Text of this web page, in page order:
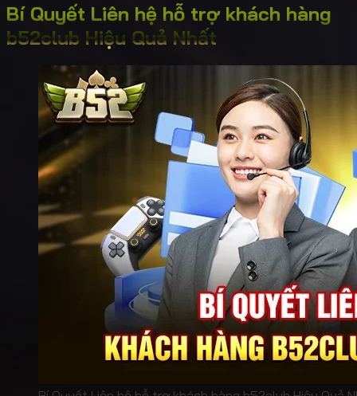
Bí Quyết Liên hệ hỗ trợ khách hàng
b52club Hiệu Quả Nhất